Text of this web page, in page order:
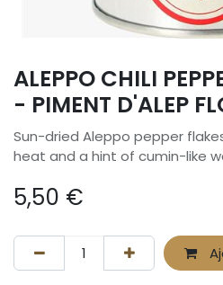
ALEPPO CHILI
- PIMENT D'ALEP
Sun-dried Aleppo pepper
heat and a hint of cumin-like
5,50 €